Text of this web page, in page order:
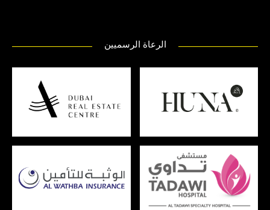
الرعاة الرسميين